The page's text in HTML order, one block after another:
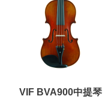
VIF BVA900中提琴